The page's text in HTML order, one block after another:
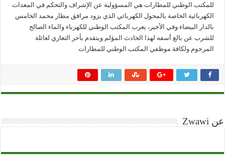
للمكتب الوطني للمطارات هي المسؤولية عن الإشراف والتحكم في المعدات
الكهربائية الخاصة بالمحول الكهربائي الذي يزود مرافق مطار محمد الخامس
بالدار البيضاء.وفي الأخير، يعرب المكتب الوطني للكهرباء والماء الصالح
للشرب عن بالغ أسفه لهذا الحادث المؤلم ويتقدم بأحر التعازي لعائلة
المرحوم ولكافة موظفي المكتب الوطني للمطارات
عن Zwawi